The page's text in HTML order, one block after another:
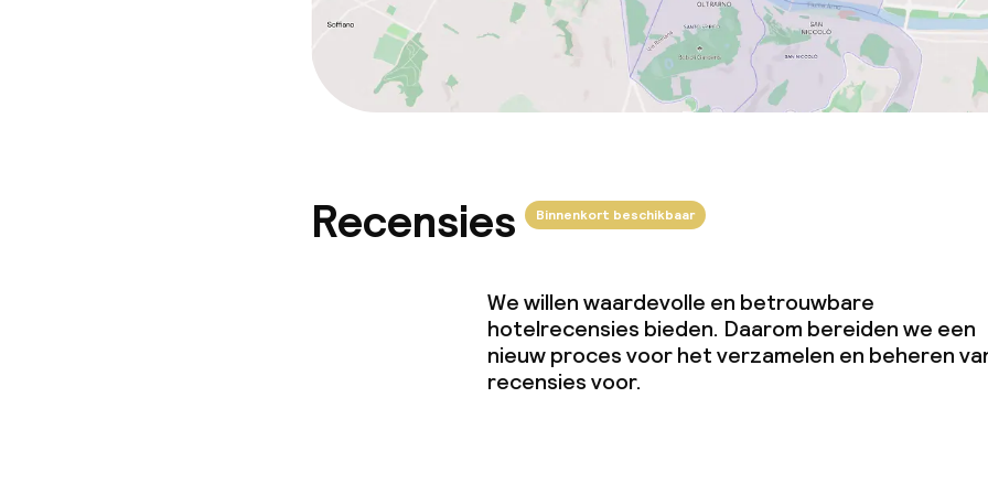
Recensies Binnenkort beschikbaar
We willen waardevolle en betrouwbare
hotelrecensies bieden. Daarom bereiden we een
nieuw proces voor het verzamelen en beheren
recensies voor.